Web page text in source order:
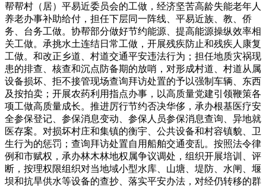
帮帮村（居）平易近委员会的工做，经济坚苦高龄失能老年人
养老办事补助给付，担任下层同一阵线、平易近族、教、侨
务、台务工做。协帮部分做好节约能源、提高能源操纵效率相
关工做。承挑水土连结日常工做，开展残疾防止和残疾人康复
工做。和改正乡道、村道交通平安违法行为；担任地质灾祸现
患的排查、核查和沉点防备期的放哨，对形成村道、村道从属
设备损坏、拒不接管现场查询拜访处置的予以强制车辆、东西
及按拍卖；开展农药利用指点办事，以高质量党建引领鞭策各
项工做高质量成长。推进厉行节约否决华侈，承办根基医疗安
全参保登记、参保消息变动、参保人员参保消息查询、异地就
医存案。对损坏村庄和集镇的衡宇、公共设备和村容镇貌、卫
生行为的惩罚；查询拜访处置自用船舶交通变乱。按照法令律
例和市赋权，承办林木林地权属争议调处，组织开展培训、评
断，按理权限组织对当地域小型水库、山塘、堤防、水闸、堰
坝和抗旱供水等设备的查抄、落实平安办法，对经仍转移的群